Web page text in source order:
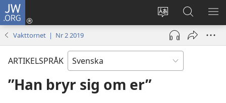
JW.ORG
Ändra
webbplatsens
språk
Logga
(öppnar
fönster)
Sök
på
jw.org
Vakttornet | Nr 2 2019
ARTIKELSPRÅK
”Han bryr sig om er”